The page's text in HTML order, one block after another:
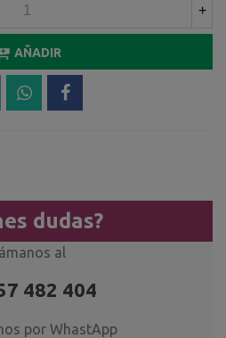
+
AÑADIR
dudas?
al
482 404
por WhastApp